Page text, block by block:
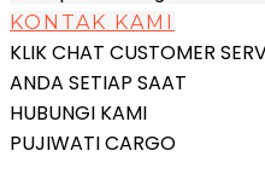
KONTAK KAMI
KLIK CHAT CUSTOMER
ANDA SETIAP SAAT
HUBUNGI KAMI
PUJIWATI CARGO